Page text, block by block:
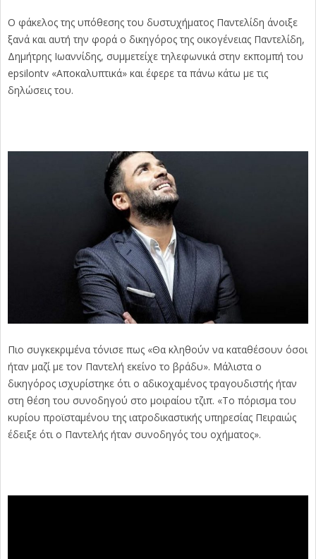
Ο φάκελος της υπόθεσης του δυστυχήματος Παντελίδη άνοιξε
ξανά και αυτή την φορά ο δικηγόρος της οικογένειας Παντελίδη,
Δημήτρης Ιωαννίδης, συμμετείχε τηλεφωνικά στην εκπομπή του
epsilontv «Αποκαλυπτικά» και έφερε τα πάνω κάτω με τις
δηλώσεις του.
Πιο συγκεκριμένα τόνισε πως «Θα κληθούν να καταθέσουν όσοι
ήταν μαζί με τον Παντελή εκείνο το βράδυ». Μάλιστα ο
δικηγόρος ισχυρίστηκε ότι ο αδικοχαμένος τραγουδιστής ήταν
στη θέση του συνοδηγού στο μοιραίου τζιπ. «Το πόρισμα του
κυρίου προϊσταμένου της ιατροδικαστικής υπηρεσίας Πειραιώς
έδειξε ότι ο Παντελής ήταν συνοδηγός του οχήματος».